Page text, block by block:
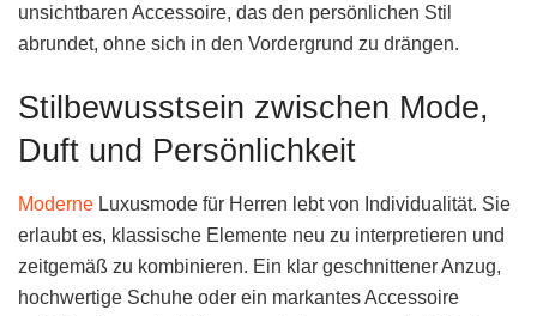
unsichtbaren Accessoire, das den persönlichen Stil
abrundet, ohne sich in den Vordergrund zu drängen.
Stilbewusstsein zwischen Mode,
Duft und Persönlichkeit
Moderne Luxusmode für Herren lebt von Individualität. Sie
erlaubt es, klassische Elemente neu zu interpretieren und
zeitgemäß zu kombinieren. Ein klar geschnittener Anzug,
hochwertige Schuhe oder ein markantes Accessoire